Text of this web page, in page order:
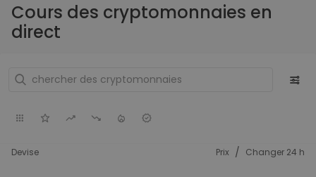
Cours des cryptomonnaies en
direct
Devise Prix / Changer 24 h